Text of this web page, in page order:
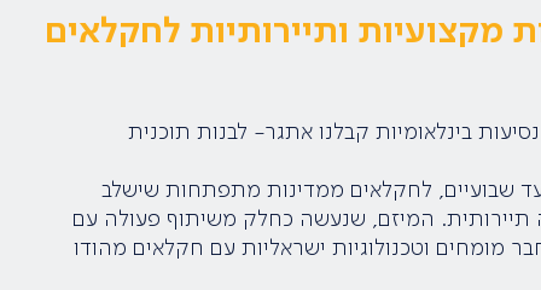
מקצועיות ותיירותיות לחקלאים
בינלאומיות קבלנו אתגר- לבנות תוכנית
שבועיים, לחקלאים ממדינות מתפתחות שישלב
תיירותית. המיזם, שנעשה כחלק משיתוף פעולה עם
מומחים וטכנולוגיות ישראליות עם חקלאים מהודו